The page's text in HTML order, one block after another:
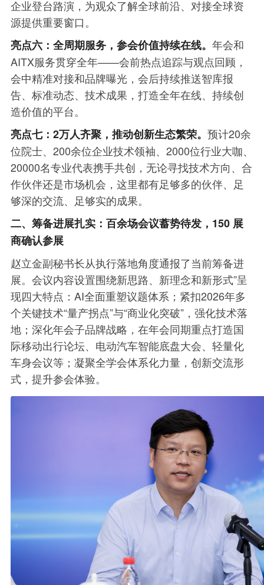
企业登台路演，为观众了解全球前沿、对接全球资
源提供重要窗口。
亮点六：全周期服务，参会价值持续在线。 年会和
AITX服务贯穿全年——会前热点追踪与观点回顾，
会中精准对接和品牌曝光，会后持续推送智库报
告、标准动态、技术成果，打造全年在线、持续创
造价值的平台。
亮点七：2万人齐聚，推动创新生态繁荣。 预计20余
位院士、200余位企业技术领袖、2000位行业大咖、
20000名专业代表携手共创，无论寻找技术方向、合
作伙伴还是市场机会，这里都有足够多的伙伴、足
够深的交流、足够实的成果。
二、筹备进展扎实：百余场会议蓄势待发，150 展
商确认参展
赵立金副秘书长从执行落地角度通报了当前筹备进
展。会议内容设置围绕新思路、新理念和新形式”呈
现四大特点：AI全面重塑议题体系；紧扣2026年多
个关键技术“量产拐点”与“商业化突破”，强化技术落
地；深化年会子品牌战略，在年会同期重点打造国
际移动出行论坛、电动汽车智能底盘大会、轻量化
车身会议等；凝聚全学会体系化力量，创新交流形
式，提升参会体验。